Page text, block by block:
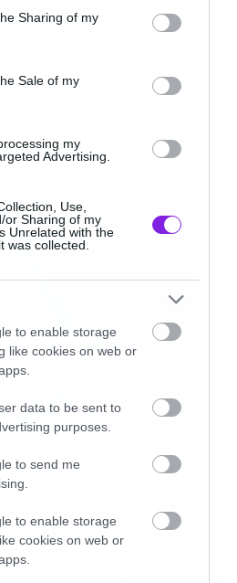
behaviour. You may click to
and its third-party tags to
purposes in below Google
Sharing of my
Sale of my
my
Advertising.
Use,
or Sharing of my
Unrelated with the
was collected.
to enable storage
like cookies on web or
data to be sent to
purposes.
to send me
to enable storage
cookies on web or
στην ταινία.
νεκρός τελικά αφού τα
λίγο καιρό μετά τα
είναι ο Josh
τα κλειδιά από τη
δουλειά του
height=”411″
embed/T3T-
allowfullscreen>
AVENGERS
to Believe –
director’s cut που
τρόμο